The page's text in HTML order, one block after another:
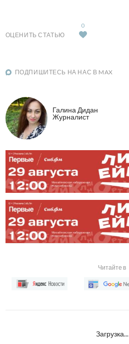
ОЦЕНИТЬ СТАТЬЮ
0
ПОДПИШИТЕСЬ НА НАС В MAX
Галина Дидан
Журналист
Читайте в
Загрузка...